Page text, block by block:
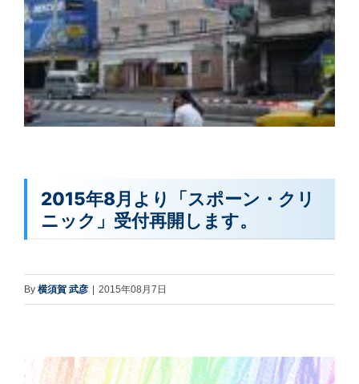
2015年8月より「スポーン・クリ
ニック」受付再開します。
By 横須賀 武彦 | 2015年08月7日